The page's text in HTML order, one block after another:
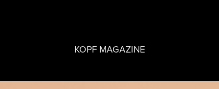
KOPF MAGAZINE